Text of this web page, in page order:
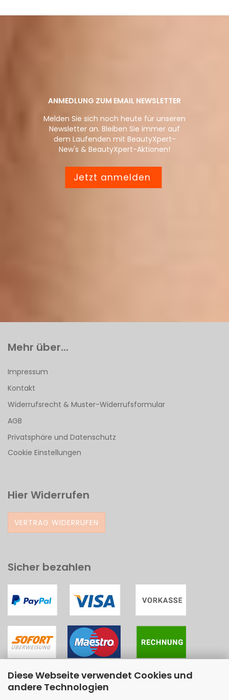
Diese Webseite verwendet Cookies und
andere Technologien
ANMEDLUNG ZUM EMAIL NEWSLETTER
Melden Sie sich noch heute für unseren
Newsletter an. Bleiben Sie immer auf
dem Laufenden mit BeautyXpert-
New's & BeautyXpert-Aktionen!
Jetzt anmelden
Mehr über...
Impressum
Kontakt
Widerrufsrecht & Muster-Widerrufsformular
AGB
Privatsphäre und Datenschutz
Cookie Einstellungen
Hier Widerrufen
VERTRAG WIDERRUFEN
Sicher bezahlen